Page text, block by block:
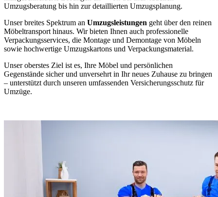
Umzugsberatung bis hin zur detaillierten Umzugsplanung.
Unser breites Spektrum an Umzugsleistungen geht über den reinen
Möbeltransport hinaus. Wir bieten Ihnen auch professionelle
Verpackungsservices, die Montage und Demontage von Möbeln
sowie hochwertige Umzugskartons und Verpackungsmaterial.
Unser oberstes Ziel ist es, Ihre Möbel und persönlichen
Gegenstände sicher und unversehrt in Ihr neues Zuhause zu bringen
– unterstützt durch unseren umfassenden Versicherungsschutz für
Umzüge.